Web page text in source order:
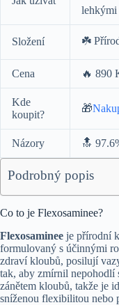
Složení ☘️
Cena 🔥 890
Kde
koupit?
🎁
Názory 🔝
Podrobný popis
Co to je Flexosaminee?
Flexosaminee je přírodní
formulovaný s účinnými
zdraví kloubů, posilují
tak, aby zmírnil nepohodlí
zánětem kloubů, takže je
sníženou flexibilitou nebo